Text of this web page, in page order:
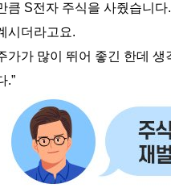
큼 S전자 주식을 사줬습니다.
시더라고요.
가가 많이 뛰어 좋긴 한데 생
.”